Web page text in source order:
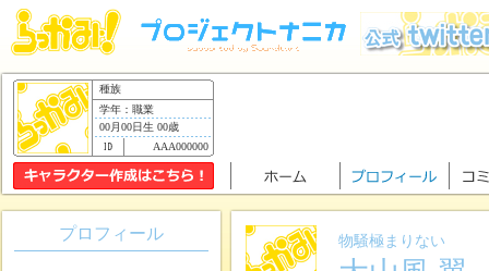
種族
学年：職業
00月00日生 00歳
AAA000000
物騒極まりない
プロフィール